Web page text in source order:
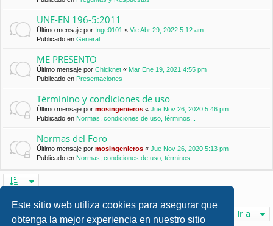
Este sitio web utiliza cookies para asegurar que
obtenga la mejor experiencia en nuestro sitio
UNE-EN 196-5:2011
Último mensaje por Inge0101 « Vie Abr 29, 2022 5:12 am
Publicado en General
ME PRESENTO
Último mensaje por Chicknet « Mar Ene 19, 2021 4:55 pm
Publicado en Presentaciones
Términino y condiciones de uso
Último mensaje por mosingenieros « Jue Nov 26, 2020 5:46 pm
Publicado en Normas, condiciones de uso, términos...
Normas del Foro
Último mensaje por mosingenieros « Jue Nov 26, 2020 5:13 pm
Publicado en Normas, condiciones de uso, términos...
Ir a